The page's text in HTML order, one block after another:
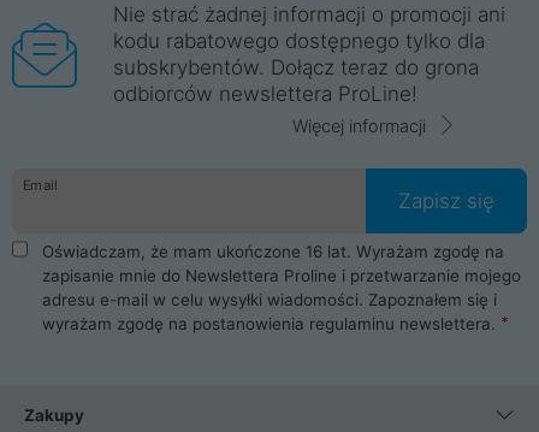
Nie strać żadnej informacji o promocji ani
kodu rabatowego dostępnego tylko dla
subskrybentów. Dołącz teraz do grona
odbiorców newslettera ProLine!
Więcej informacji
Email
Zapisz się
Oświadczam, że mam ukończone 16 lat. Wyrażam zgodę na
zapisanie mnie do Newslettera Proline i przetwarzanie mojego
adresu e-mail w celu wysyłki wiadomości. Zapoznałem się i
wyrażam zgodę na postanowienia regulaminu newslettera.
Zakupy